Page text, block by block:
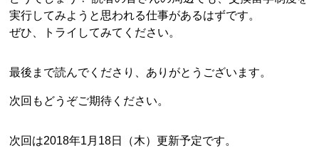
実行してみようと思われる仕事があるはずです。
ぜひ、トライしてみてください。
最後まで読んでくださり、ありがとうございます。
次回もどうぞご期待ください。
次回は2018年1月18日（木）更新予定です。